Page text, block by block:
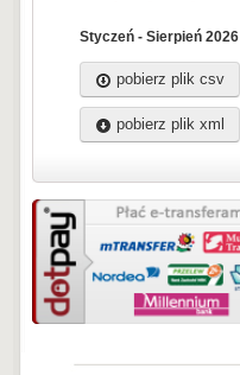
Styczeń - Sierpień 2026
pobierz plik csv
pobierz plik xml